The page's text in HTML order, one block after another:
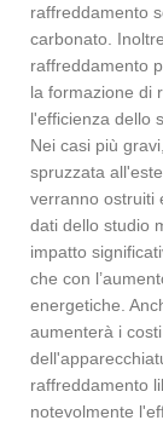
raffreddamento
carbonato.
raffreddamento
la formazione di
l'efficienza dello
Nei casi più
spruzzata
verranno ostruiti
dati dello studio
impatto
che con
energetiche.
aumenterà i
raffreddamento
notevolmente